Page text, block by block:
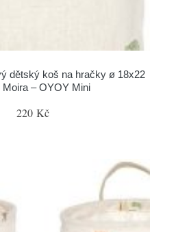
dětský koš na hračky ø 18x22
Moira – OYOY Mini
220 Kč